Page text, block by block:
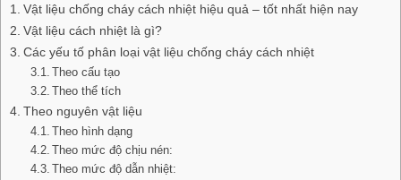
Vật liệu chống cháy cách nhiệt hiệu quả – tốt nhất hiện nay
Vật liệu cách nhiệt là gì?
Các yếu tố phân loại vật liệu chống cháy cách nhiệt
Theo cấu tạo
Theo thể tích
Theo nguyên vật liệu
Theo hình dạng
Theo mức độ chịu nén:
Theo mức độ dẫn nhiệt: